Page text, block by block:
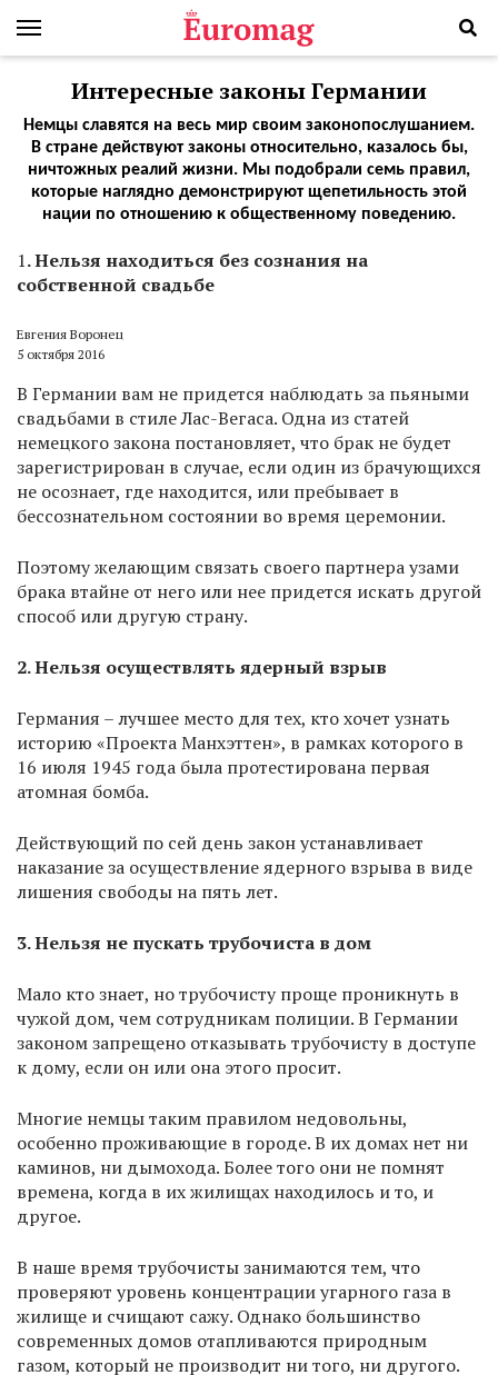
Интересные законы Германии
Немцы славятся на весь мир своим законопослушанием.
В стране действуют законы относительно, казалось бы,
ничтожных реалий жизни. Мы подобрали семь правил,
которые наглядно демонстрируют щепетильность этой
нации по отношению к общественному поведению.
1. Нельзя находиться без сознания на
собственной свадьбе
Евгения Воронец
5 октября 2016
В Германии вам не придется наблюдать за пьяными
свадьбами в стиле Лас-Вегаса. Одна из статей
немецкого закона постановляет, что брак не будет
зарегистрирован в случае, если один из брачующихся
не осознает, где находится, или пребывает в
бессознательном состоянии во время церемонии.
Поэтому желающим связать своего партнера узами
брака втайне от него или нее придется искать другой
способ или другую страну.
2. Нельзя осуществлять ядерный взрыв
Германия – лучшее место для тех, кто хочет узнать
историю «Проекта Манхэттен», в рамках которого в
16 июля 1945 года была протестирована первая
атомная бомба.
Действующий по сей день закон устанавливает
наказание за осуществление ядерного взрыва в виде
лишения свободы на пять лет.
3. Нельзя не пускать трубочиста в дом
Мало кто знает, но трубочисту проще проникнуть в
чужой дом, чем сотрудникам полиции. В Германии
законом запрещено отказывать трубочисту в доступе
к дому, если он или она этого просит.
Многие немцы таким правилом недовольны,
особенно проживающие в городе. В их домах нет ни
каминов, ни дымохода. Более того они не помнят
времена, когда в их жилищах находилось и то, и
другое.
В наше время трубочисты занимаются тем, что
проверяют уровень концентрации угарного газа в
жилище и счищают сажу. Однако большинство
современных домов отапливаются природным
газом, который не производит ни того, ни другого.